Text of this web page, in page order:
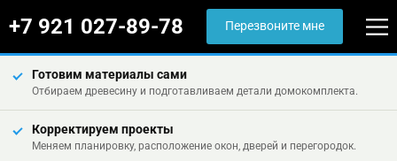
+7 921 027-89-78 Перезвоните мне
Готовим материалы сами
Отбираем древесину и подготавливаем детали домокомплекта.
Корректируем проекты
Меняем планировку, расположение окон, дверей и перегородок.